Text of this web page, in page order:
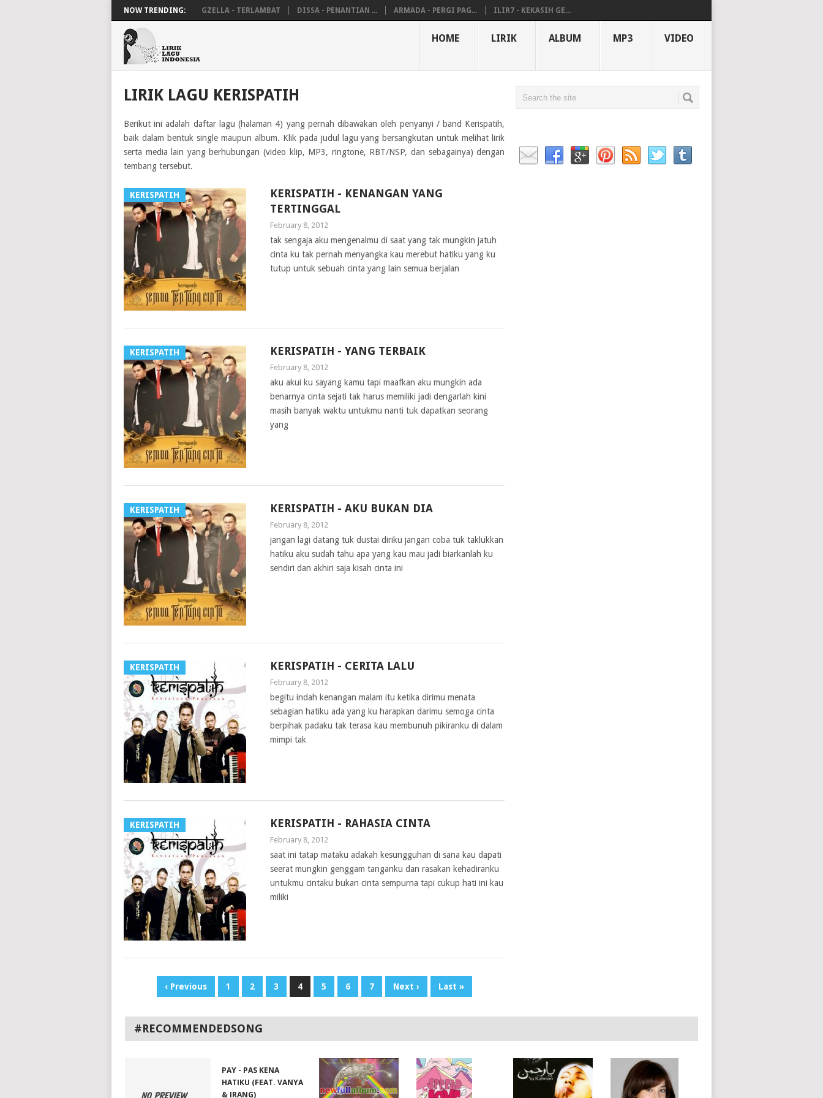
NOW TRENDING: GZELLA - TERLAMBAT DISSA - PENANTIAN ... ARMADA - PERGI PAG... ILIR7 - KEKASIH GE...
HOME LIRIK ALBUM MP3 VIDEO
LIRIK LAGU KERISPATIH
Berikut ini adalah daftar lagu (halaman 4) yang pernah dibawakan oleh penyanyi / band Kerispatih,
baik dalam bentuk single maupun album. Klik pada judul lagu yang bersangkutan untuk melihat lirik
serta media lain yang berhubungan (video klip, MP3, ringtone, RBT/NSP, dan sebagainya) dengan
tembang tersebut.
KERISPATIH
KERISPATIH - KENANGAN YANG
TERTINGGAL
February 8, 2012
tak sengaja aku mengenalmu di saat yang tak mungkin jatuh
cinta ku tak pernah menyangka kau merebut hatiku yang ku
tutup untuk sebuah cinta yang lain semua berjalan
KERISPATIH KERISPATIH - YANG TERBAIK
February 8, 2012
aku akui ku sayang kamu tapi maafkan aku mungkin ada
benarnya cinta sejati tak harus memiliki jadi dengarlah kini
masih banyak waktu untukmu nanti tuk dapatkan seorang
yang
KERISPATIH KERISPATIH - AKU BUKAN DIA
February 8, 2012
jangan lagi datang tuk dustai diriku jangan coba tuk taklukkan
hatiku aku sudah tahu apa yang kau mau jadi biarkanlah ku
sendiri dan akhiri saja kisah cinta ini
KERISPATIH KERISPATIH - CERITA LALU
February 8, 2012
begitu indah kenangan malam itu ketika dirimu menata
sebagian hatiku ada yang ku harapkan darimu semoga cinta
berpihak padaku tak terasa kau membunuh pikiranku di dalam
mimpi tak
KERISPATIH KERISPATIH - RAHASIA CINTA
February 8, 2012
saat ini tatap mataku adakah kesungguhan di sana kau dapati
seerat mungkin genggam tanganku dan rasakan kehadiranku
untukmu cintaku bukan cinta sempurna tapi cukup hati ini kau
miliki
‹ Previous 1 2 3 4 5 6 7 Next › Last »
#RECOMMENDEDSONG
PAY - PAS KENA
HATIKU (FEAT. VANYA
& IRANG)